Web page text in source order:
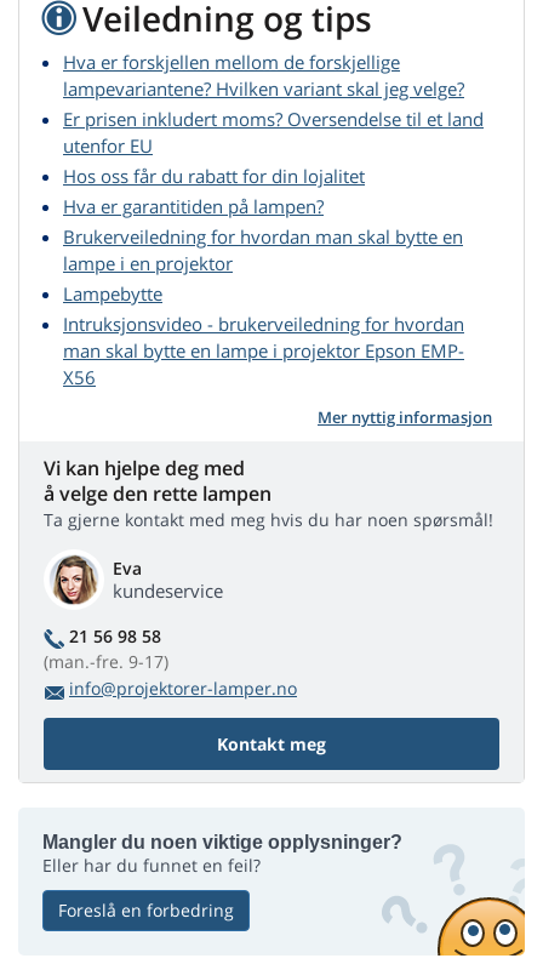
Veiledning og tips
Hva er forskjellen mellom de forskjellige
lampevariantene? Hvilken variant skal jeg velge?
Er prisen inkludert moms? Oversendelse til et land
utenfor EU
Hos oss får du rabatt for din lojalitet
Hva er garantitiden på lampen?
Brukerveiledning for hvordan man skal bytte en
lampe i en projektor
Lampebytte
Intruksjonsvideo - brukerveiledning for hvordan
man skal bytte en lampe i projektor Epson EMP-
X56
Mer nyttig informasjon
Vi kan hjelpe deg med
å velge den rette lampen
Ta gjerne kontakt med meg hvis du har noen spørsmål!
Eva
kundeservice
21 56 98 58
(man.-fre. 9-17)
info@projektorer-lamper.no
Kontakt meg
Mangler du noen viktige opplysninger?
Eller har du funnet en feil?
Foreslå en forbedring